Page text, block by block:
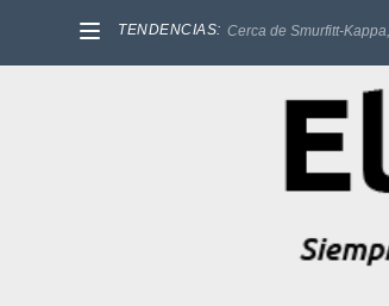
TENDENCIAS: Cerca de Smurfitt-